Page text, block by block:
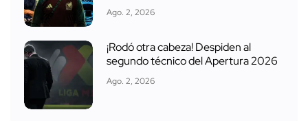
Ago. 2, 2026
¡Rodó otra cabeza! Despiden al
segundo técnico del Apertura 2026
Ago. 2, 2026